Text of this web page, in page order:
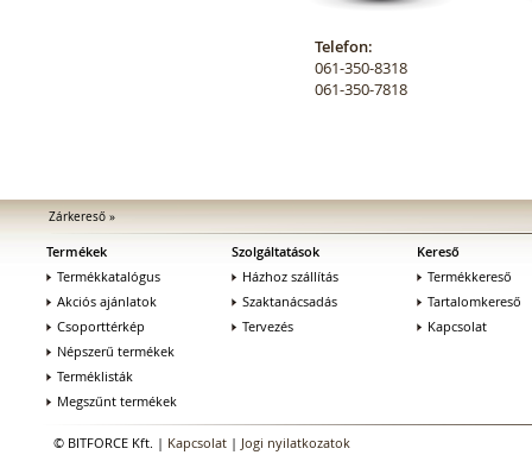
Telefon:
061-350-8318
061-350-7818
Zárkereső»
Termékek
Termékkatalógus
Akciós ajánlatok
Csoporttérkép
Népszerű termékek
Terméklisták
Megszűnt termékek
Szolgáltatások
Házhoz szállítás
Szaktanácsadás
Tervezés
Kereső
Termékkereső
Tartalomkereső
Kapcsolat
© BITFORCE Kft. | Kapcsolat | Jogi nyilatkozatok